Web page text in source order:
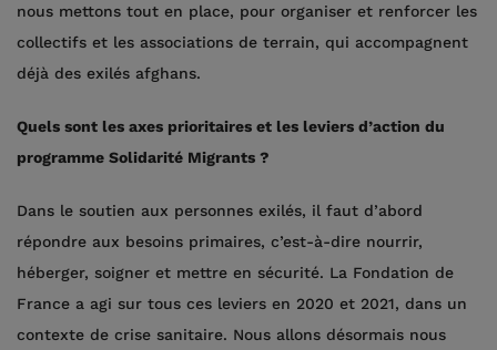
nous mettons tout en place, pour organiser et renforcer les
collectifs et les associations de terrain, qui accompagnent
déjà des exilés afghans.
Quels sont les axes prioritaires et les leviers d’action du
programme Solidarité Migrants ?
Dans le soutien aux personnes exilés, il faut d’abord
répondre aux besoins primaires, c’est-à-dire nourrir,
héberger, soigner et mettre en sécurité. La Fondation de
France a agi sur tous ces leviers en 2020 et 2021, dans un
contexte de crise sanitaire. Nous allons désormais nous